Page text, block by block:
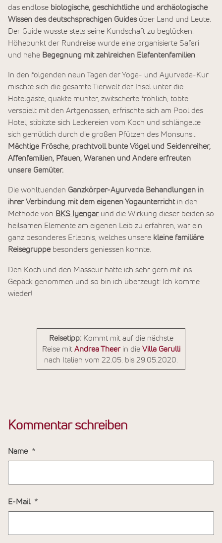
das endlose biologische, geschichtliche und archäologische
Wissen des deutschsprachigen Guidesüber Land und Leute.
Der Guide wusste stets seine Kundschaft zu beglücken.
Höhepunkt der Rundreise wurde eine organisierte Safari
und nahe Begegnung mit zahlreichen Elefantenfamilien
In den folgenden neun Tagen der Yoga- und Ayurveda-Kur
mischte sich die gesamte Tierwelt der Insel unter die
Hotelgäste, quakte munter, zwitscherte fröhlich, tobte
verspielt mit den Artgenossen, erfrischte sich am Pool des
Hotel, stibitzte sich Leckereien vom Koch und schlängelte
sich gemütlich durch die großen Pfützen des Monsuns…
Mächtige Frösche, prachtvoll bunte Vögel und Seidenreiher,
Affenfamilien, Pfauen, Waranen und Andere erfreuten
unsere Gemüter.
Die wohltuenden Ganzkörper-Ayurveda Behandlungen in
ihrer Verbindung mit dem eigenen Yogaunterrichtin den
Methode von BKS Iyengarund die Wirkung dieser beiden so
heilsamen Elemente am eigenen Leib zu erfahren, war ein
ganz besonderes Erlebnis, welches unsere kleine familiäre
Reisegruppe besonders geniessen konnte.
Den Koch und den Masseur hätte ich sehr gern mit ins
Gepäck genommen und so bin ich überzeugt: Ich komme
wieder!
Reisetipp:Kommt mit auf die nächste
Reise mit Andrea Theerin die Villa Garulli
nach Italien vom 22.05. bis 29.05.2020.
Kommentar schreiben
Name
E-Mail